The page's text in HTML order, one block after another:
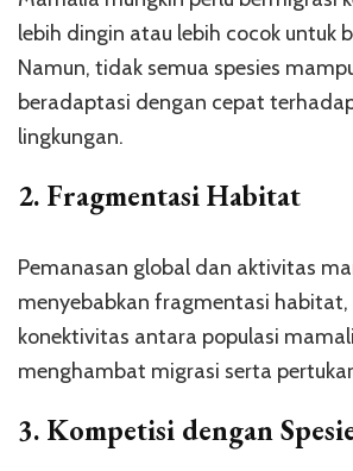
lebih dingin atau lebih cocok untuk
Namun, tidak semua spesies
beradaptasi dengan cepat
lingkungan.
2. Fragmentasi Habitat
Pemanasan global dan aktivitas
menyebabkan fragmentasi habitat,
konektivitas antara populasi
menghambat migrasi serta
3. Kompetisi dengan